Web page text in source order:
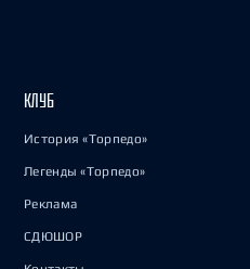
КЛУБ
История «Торпедо»
Легенды «Торпедо»
Реклама
СДЮШОР